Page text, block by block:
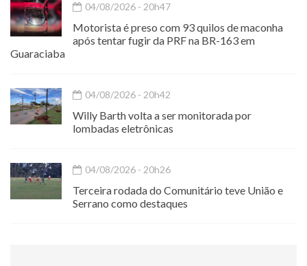
04/08/2026 - 20h47
Motorista é preso com 93 quilos de maconha
após tentar fugir da PRF na BR-163 em
Guaraciaba
04/08/2026 - 20h42
Willy Barth volta a ser monitorada por
lombadas eletrônicas
04/08/2026 - 20h26
Terceira rodada do Comunitário teve União e
Serrano como destaques